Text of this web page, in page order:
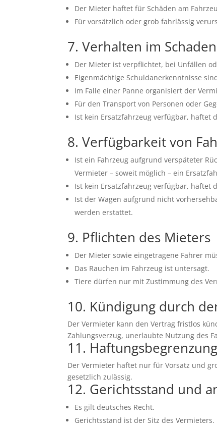
Der Mieter haftet für Schäden am
Für vorsätzlich oder grob fahrlässig
7. Verhalten im
Der Mieter ist verpflichtet, bei Unfällen
Eigenmächtige Schuldanerkenntnisse
Im Falle einer Panne organisiert der
Für den Transport von Personen oder
Ist kein Ersatzfahrzeug verfügbar, haftet
8. Verfügbarkeit von
Ist ein Fahrzeug aufgrund verspäteter
Vermieter – soweit möglich – ein
Ist kein Ersatzfahrzeug verfügbar, haftet
Ist der Wagen aufgrund nicht
werden erstattet.
9. Pflichten des Mieters
Der Mieter sowie eingetragene Fahrer
Das Rauchen im Fahrzeug ist untersagt.
Tiere dürfen nur mit Zustimmung des
10. Kündigung durch
Der Vermieter kann den Vertrag fristlos
Zahlungsverzug, unerlaubte Nutzung des
11.
Der Vermieter haftet nur für Vorsatz und
gesetzlich zulässig.
12. Gerichtsstand und
Es gilt deutsches Recht.
Gerichtsstand ist der Sitz des Vermieters.